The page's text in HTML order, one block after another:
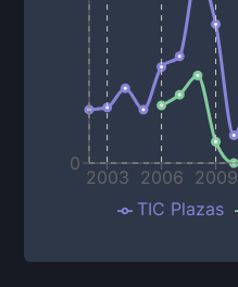
2003 2006 2009
0
TIC Plazas